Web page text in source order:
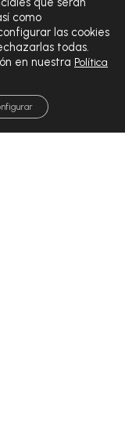
como
las cookies
todas.
en nuestra Política